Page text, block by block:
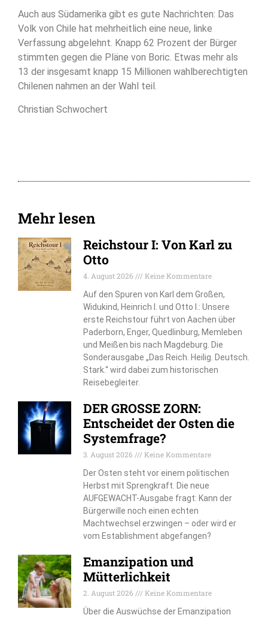
Auch aus Südamerika gibt es gute Nachrichten: Das
Volk von Chile hat mehrheitlich eine neue, linke
Verfassung abgelehnt. Knapp 62 Prozent der Bürger
stimmten gegen die Pläne von Boric. Etwas mehr als
13 der insgesamt knapp 15 Millionen wahlberechtigten
Chilenen nahmen an der Wahl teil.
Christian Schwochert
Mehr lesen
Reichstour I: Von Karl zu
Otto
4. August 2026
Keine Kommentare
Auf den Spuren von Karl dem Großen,
Widukind, Heinrich I. und Otto I.: Unsere
erste Reichstour führt von Aachen über
Paderborn, Enger, Quedlinburg, Memleben
und Meißen bis nach Magdeburg. Die
Sonderausgabe „Das Reich. Heilig. Deutsch.
Stark.“ wird dabei zum historischen
Reisebegleiter.
DER GROSSE ZORN:
Entscheidet der Osten die
Systemfrage?
3. August 2026
Keine Kommentare
Der Osten steht vor einem politischen
Herbst mit Sprengkraft. Die neue
AUFGEWACHT-Ausgabe fragt: Kann der
Bürgerwille noch einen echten
Machtwechsel erzwingen – oder wird er
vom Establishment abgefangen?
Emanzipation und
Mütterlichkeit
2. August 2026
Keine Kommentare
Über die Auswüchse der Emanzipation